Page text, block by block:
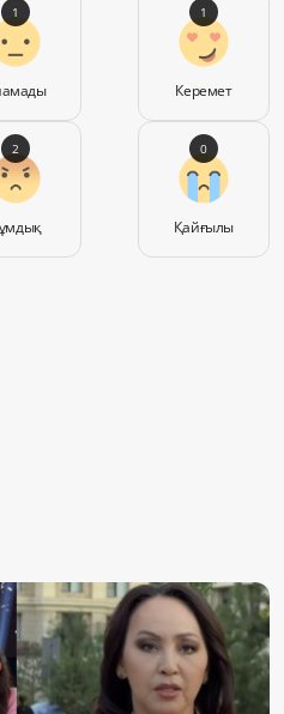
1
Керемет
1
2
Қайғылы
0